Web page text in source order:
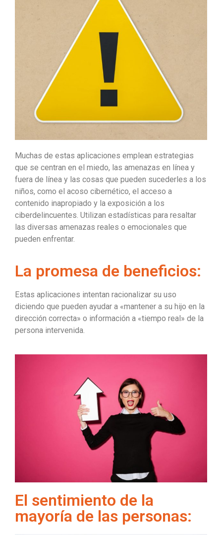
Muchas de estas aplicaciones emplean estrategias
que se centran en el miedo, las amenazas en línea y
fuera de línea y las cosas que pueden sucederles a los
niños, como el acoso cibernético, el acceso a
contenido inapropiado y la exposición a los
ciberdelincuentes. Utilizan estadísticas para resaltar
las diversas amenazas reales o emocionales que
pueden enfrentar.
La promesa de beneficios:
Estas aplicaciones intentan racionalizar su uso
diciendo que pueden ayudar a «mantener a su hijo en la
dirección correcta» o información a «tiempo real» de la
persona intervenida.
El sentimiento de la
mayoría de las personas: